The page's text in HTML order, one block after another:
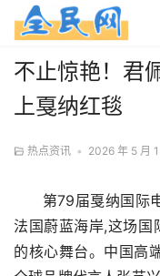
不止惊艳！君
上戛纳红毯
热点资讯 • 2026 年 5 月
第79届戛纳国际
法国蔚蓝海岸,这场国
的核心舞台。中国高